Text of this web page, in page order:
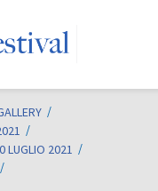
LUGLIO 2021